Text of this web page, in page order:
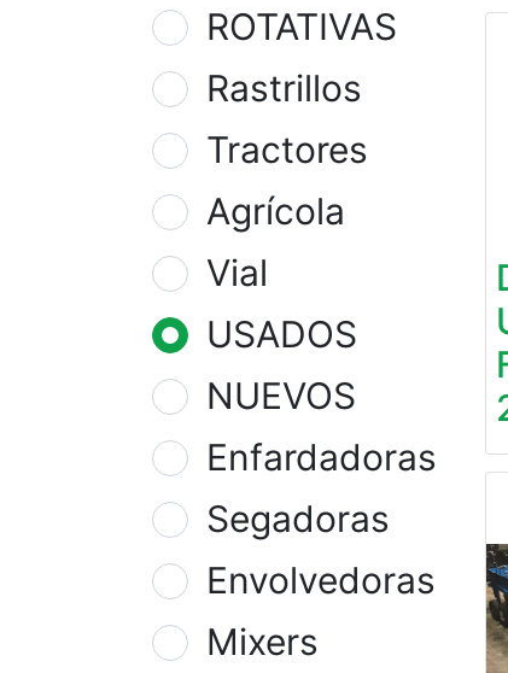
ROTATIVAS
Rastrillos
Tractores
Agrícola
Vial
USADOS
NUEVOS
Enfardadoras
Segadoras
Envolvedoras
Mixers